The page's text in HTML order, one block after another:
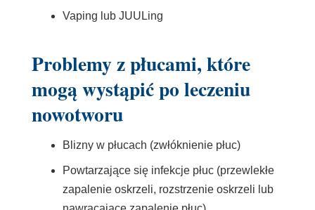
Vaping lub JUULing
Problemy z płucami, które
mogą wystąpić po leczeniu
nowotworu
Blizny w płucach (zwłóknienie płuc)
Powtarzające się infekcje płuc (przewlekłe
zapalenie oskrzeli, rozstrzenie oskrzeli lub